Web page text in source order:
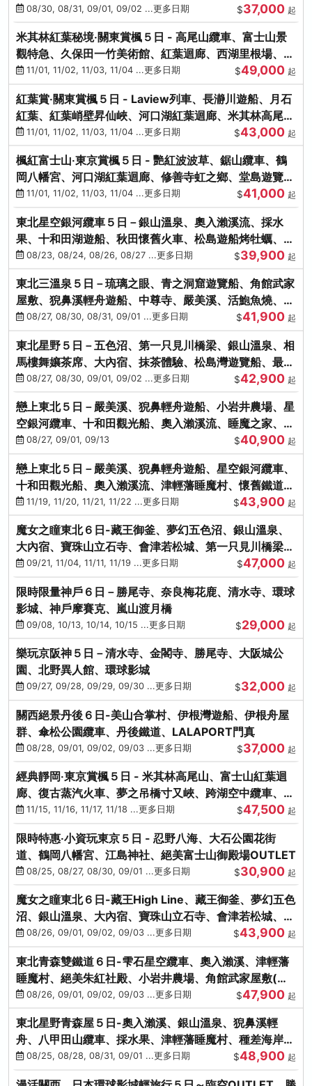
08/30, 08/31, 09/01, 09/02 ...更多日期 $37,000 起
米其林紅葉秘境‧關東賞楓５日 - 高尾山纜車、富士山景
觀特急、久保田一竹美術館、紅葉迴廊、西湖里根場、銀
杏大道
11/01, 11/02, 11/03, 11/04 ...更多日期 $49,000 起
紅葉賞‧關東賞楓５日 - Laview列車、長瀞川遊船、月石
紅葉、紅葉峭壁昇仙峽、河口湖紅葉迴廊、米其林高尾
山、海鮮盛宴
11/01, 11/02, 11/03, 11/04 ...更多日期 $43,000 起
楓紅富士山‧東京賞楓５日 - 艷紅波波草、鋸山纜車、鶴
岡八幡宮、河口湖紅葉迴廊、修善寺虹之鄉、堂島遊覽
船、熱海梅園
11/01, 11/02, 11/03, 11/04 ...更多日期 $41,000 起
東北星空銀河纜車５日－銀山溫泉、奧入瀨溪流、採水
果、十和田湖遊船、秋田懷舊火車、松島遊船烤牡蠣、嚴
美溪、螃蟹本家
08/23, 08/24, 08/26, 08/27 ...更多日期 $39,900 起
東北三溫泉５日－琉璃之眼、青之洞窟遊覽船、角館武家
屋敷、猊鼻溪輕舟遊船、中尊寺、嚴美溪、活鮑魚燒、烤
牡蠣、握壽司體驗
08/27, 08/30, 08/31, 09/01 ...更多日期 $41,900 起
東北星野５日－五色沼、第一只見川橋梁、銀山溫泉、相
馬樓舞孃茶席、大內宿、抹茶體驗、松島灣遊覽船、最上
川輕舟、螃蟹御膳
08/27, 08/30, 09/01, 09/02 ...更多日期 $42,900 起
戀上東北５日－嚴美溪、猊鼻輕舟遊船、小岩井農場、星
空銀河纜車、十和田觀光船、奧入瀨溪流、睡魔之家、朱
紅社殿（仙台／青森）
08/27, 09/01, 09/13 $40,900 起
戀上東北５日－嚴美溪、猊鼻輕舟遊船、星空銀河纜車、
十和田觀光船、奧入瀨溪流、津輕藩睡魔村、懷舊鐵道
（青森／仙台）
11/19, 11/20, 11/21, 11/22 ...更多日期 $43,900 起
魔女之瞳東北６日-藏王御釜、夢幻五色沼、銀山溫泉、
大內宿、寶珠山立石寺、會津若松城、第一只見川橋梁、
燒肉吃到飽
09/21, 11/04, 11/11, 11/19 ...更多日期 $47,000 起
限時限量神戶６日－勝尾寺、奈良梅花鹿、清水寺、環球
影城、神戶摩賽克、嵐山渡月橋
09/08, 10/13, 10/14, 10/15 ...更多日期 $29,000 起
樂玩京阪神５日－清水寺、金閣寺、勝尾寺、大阪城公
園、北野異人館、環球影城
09/27, 09/28, 09/29, 09/30 ...更多日期 $32,000 起
關西絕景丹後６日-美山合掌村、伊根灣遊船、伊根舟屋
群、傘松公園纜車、丹後鐵道、LALAPORT門真
08/28, 09/01, 09/02, 09/03 ...更多日期 $37,000 起
經典靜岡‧東京賞楓５日 - 米其林高尾山、富士山紅葉迴
廊、復古蒸汽火車、夢之吊橋寸又峽、跨湖空中纜車、抹
茶體驗、三溪園
11/15, 11/16, 11/17, 11/18 ...更多日期 $47,500 起
限時特惠‧小資玩東京５日 - 忍野八海、大石公園花街
道、鶴岡八幡宮、江島神社、絕美富士山御殿場OUTLET
08/25, 08/27, 08/30, 09/01 ...更多日期 $30,900 起
魔女之瞳東北６日-藏王High Line、藏王御釜、夢幻五色
沼、銀山溫泉、大內宿、寶珠山立石寺、會津若松城、燒
肉吃到飽
08/26, 09/01, 09/02, 09/03 ...更多日期 $43,900 起
東北青森雙鐵道６日-雫石星空纜車、奧入瀨溪、津輕藩
睡魔村、絕美朱紅社殿、小岩井農場、角館武家屋敷(不
進免稅店)
08/26, 09/01, 09/02, 09/03 ...更多日期 $47,900 起
東北星野青森屋５日-奧入瀨溪、銀山溫泉、猊鼻溪輕
舟、八甲田山纜車、採水果、津輕藩睡魔村、種差海岸、
法式料理(不進免稅店)
08/25, 08/28, 08/31, 09/01 ...更多日期 $48,900 起